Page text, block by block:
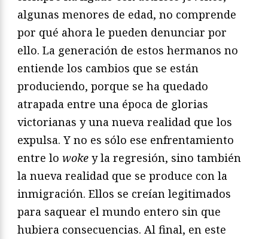
algunas menores de edad, no comprende
por qué ahora le pueden denunciar por
ello. La generación de estos hermanos no
entiende los cambios que se están
produciendo, porque se ha quedado
atrapada entre una época de glorias
victorianas y una nueva realidad que los
expulsa. Y no es sólo ese enfrentamiento
entre lo woke y la regresión, sino también
la nueva realidad que se produce con la
inmigración. Ellos se creían legitimados
para saquear el mundo entero sin que
hubiera consecuencias. Al final, en este